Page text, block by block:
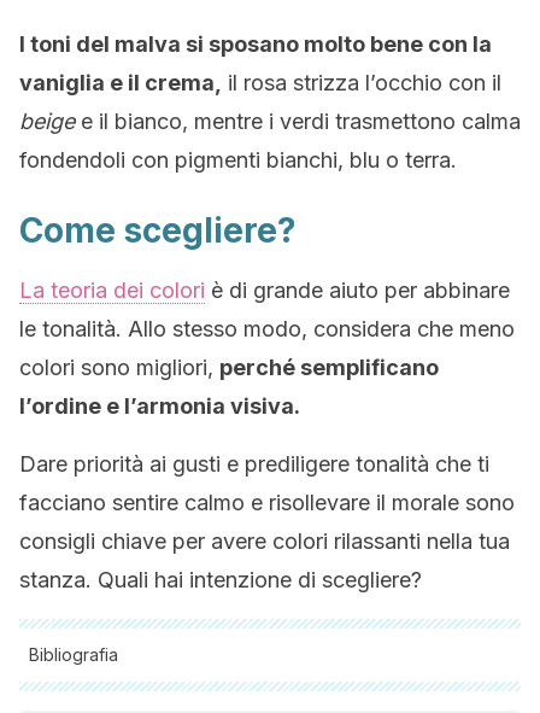
I toni del malva si sposano molto bene con la
vaniglia e il crema,
il rosa strizza l’occhio con il
beigee il bianco, mentre i verdi trasmettono calma
fondendoli con pigmenti bianchi, blu o terra.
Come scegliere?
La teoria dei colori è di grande aiuto per abbinare
le tonalità. Allo stesso modo, considera che meno
colori sono migliori, perché semplificano
l’ordine e l’armonia visiva.
Dare priorità ai gusti e prediligere tonalità che ti
facciano sentire calmo e risollevare il morale sono
consigli chiave per avere colori rilassanti nella tua
stanza. Quali hai intenzione di scegliere?
Bibliografia
Tutte le fonti citate sono state esaminate a fondo dal nostro